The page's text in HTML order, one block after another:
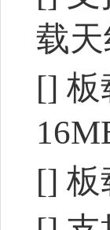
载
[] 板
[] 板